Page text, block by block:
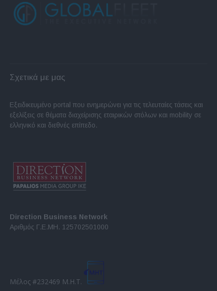
Σχετικά με μας
Εξειδικευμένο portal που ενημερώνει για τις τελευταίες τάσεις και
εξελίξεις σε θέματα διαχείρισης εταιρικών στόλων και mobility σε
ελληνικό και διεθνές επίπεδο.
Direction Business Network
Αριθμός Γ.Ε.ΜΗ. 125702501000
Μέλος #232469 Μ.Η.Τ.